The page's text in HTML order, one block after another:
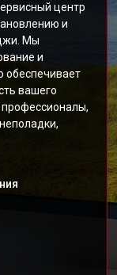
центр
и
Мы
и
обеспечивает
вашего